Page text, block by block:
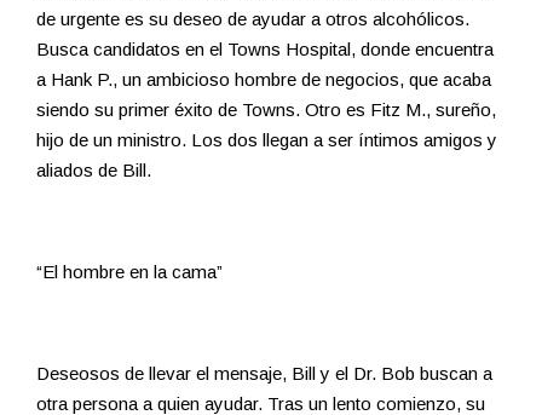
de urgente es su deseo de ayudar a otros alcohólicos.
Busca candidatos en el Towns Hospital, donde encuentra
a Hank P., un ambicioso hombre de negocios, que acaba
siendo su primer éxito de Towns. Otro es Fitz M., sureño,
hijo de un ministro. Los dos llegan a ser íntimos amigos y
aliados de Bill.
“El hombre en la cama”
Deseosos de llevar el mensaje, Bill y el Dr. Bob buscan a
otra persona a quien ayudar. Tras un lento comienzo, su